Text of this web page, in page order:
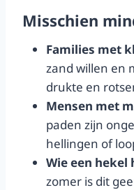
Misschien
Families met
zand willen en
drukte en
Mensen met
paden zijn
hellingen of
Wie een
zomer is dit